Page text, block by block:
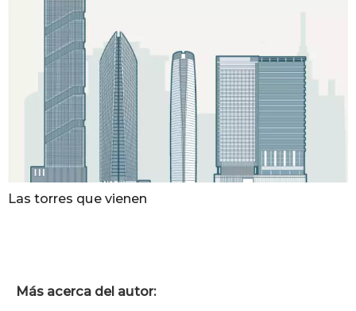
Las torres que vienen
Más acerca del autor: